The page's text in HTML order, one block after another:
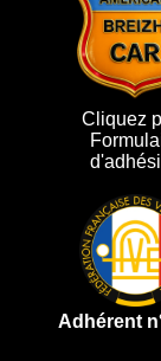
Cliquez
Adhérent